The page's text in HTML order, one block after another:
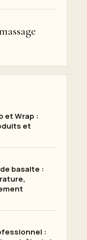
et Wrap :
et
basalte :
: